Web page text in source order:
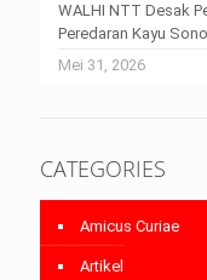
WALHI NTT Desak
Peredaran Kayu
Mei 31, 2026
CATEGORIES
Amicus Curiae
Artikel